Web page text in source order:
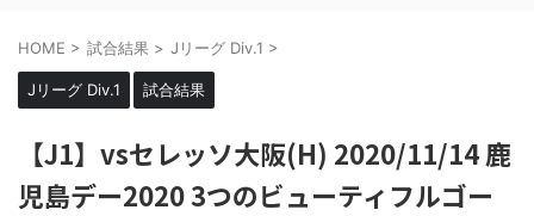
HOME > 試合結果 > Jリーグ Div.1 >
Jリーグ Div.1 試合結果
【J1】vsセレッソ大阪(H) 2020/11/14 鹿
児島デー2020 3つのビューティフルゴー